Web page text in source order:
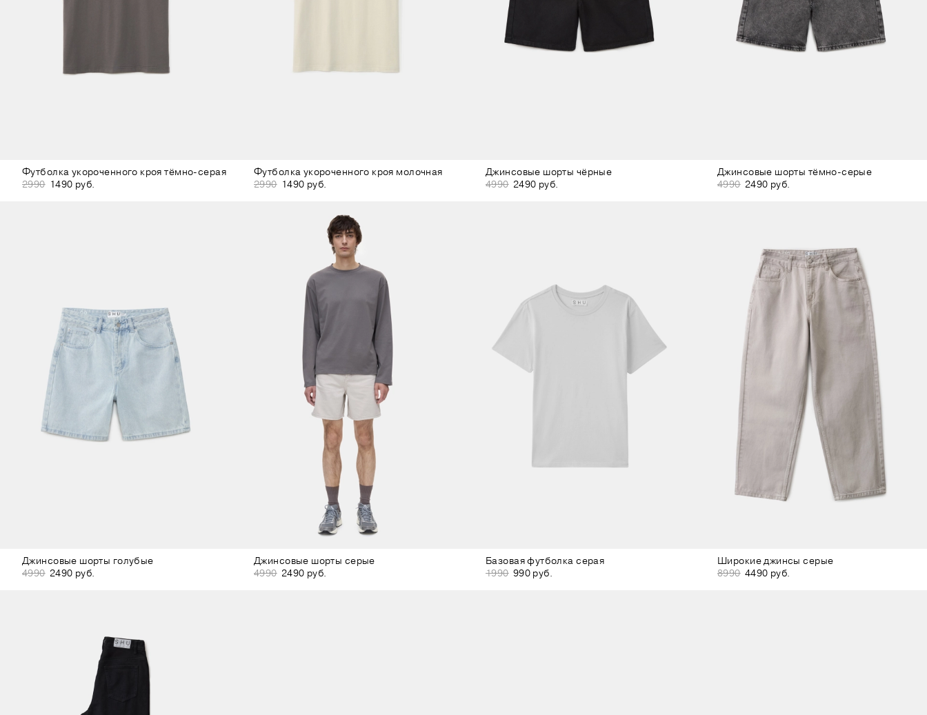
Футболка укороченного кроя тёмно-серая
2990 1490 руб.
Футболка укороченного кроя молочная
2990 1490 руб.
Джинсовые шорты чёрные
4990 2490 руб.
Джинсовые шорты тёмно-серые
4990 2490 руб.
Джинсовые шорты голубые
4990 2490 руб.
Джинсовые шорты серые
4990 2490 руб.
Базовая футболка серая
1990 990 руб.
Широкие джинсы серые
8990 4490 руб.